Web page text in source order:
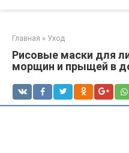
Главная » Уход
Рисовые маски для
морщин и прыщей в